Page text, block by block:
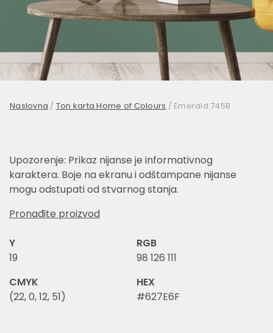
Naslovna / Ton karta Home of Colours / Emerald 745B
Upozorenje: Prikaz nijanse je informativnog
karaktera. Boje na ekranu i odštampane nijanse
mogu odstupati od stvarnog stanja.
Pronađite proizvod
Y
19
RGB
98 126 111
CMYK
(22, 0, 12, 51)
HEX
#627E6F